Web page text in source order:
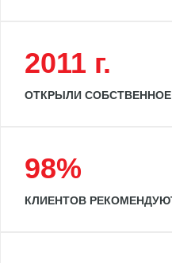
2011 г.
ОТКРЫЛИ
98%
КЛИЕНТОВ